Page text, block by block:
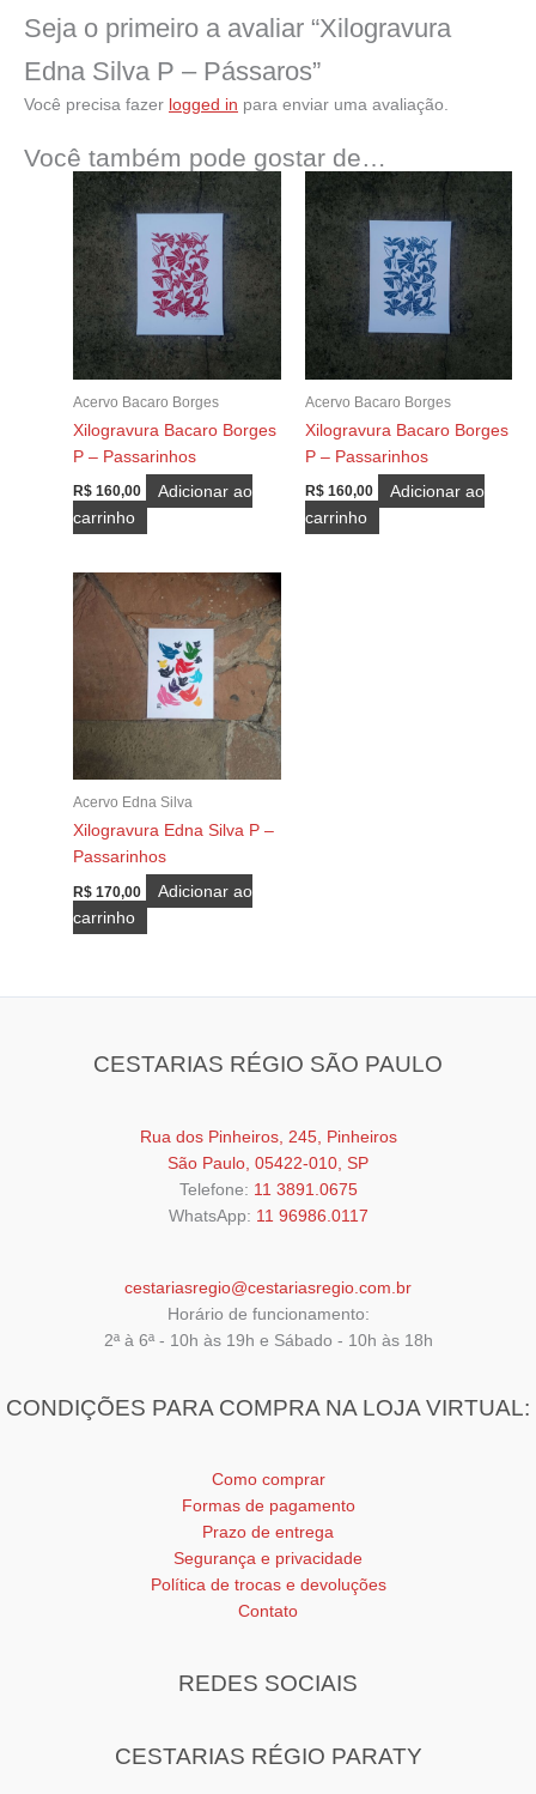
Seja o primeiro a avaliar “Xilogravura
Edna Silva P – Pássaros”
Você precisa fazer logged in para enviar uma avaliação.
Você também pode gostar de…
Acervo Bacaro Borges
Xilogravura Bacaro Borges
P – Passarinhos
R$ 160,00
Adicionar ao
carrinho
Acervo Bacaro Borges
Xilogravura Bacaro Borges
P – Passarinhos
R$160,00
Adicionar ao
carrinho
Acervo Edna Silva
Xilogravura Edna Silva P –
Passarinhos
R$ 170,00
Adicionar ao
carrinho
CESTARIAS RÉGIO SÃO PAULO
Rua dos Pinheiros, 245, Pinheiros
São Paulo, 05422-010, SP
Telefone: 11 3891.0675
WhatsApp: 11 96986.0117
cestariasregio@cestariasregio.com.br
Horário de funcionamento:
2ª à 6ª - 10h às 19h e Sábado - 10h às 18h
CONDIÇÕES PARA COMPRA NA LOJA VIRTUAL:
Como comprar
Formas de pagamento
Prazo de entrega
Segurança e privacidade
Política de trocas e devoluções
Contato
REDES SOCIAIS
CESTARIAS RÉGIO PARATY